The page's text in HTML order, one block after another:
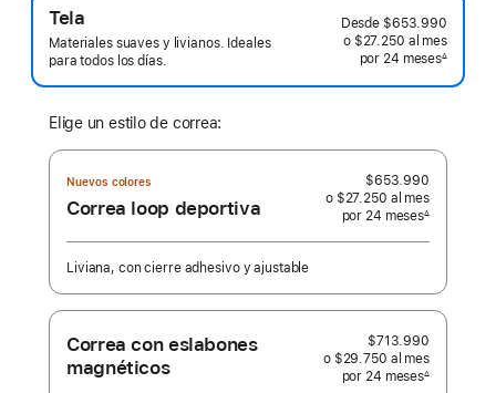
Tela
Materiales suaves y livianos. Ideales
para todos los días.
Desde $653.990
o $27.250 al mes
por 24 mesesmeses
Nota a pie de página
∆
Elige un estilo de correa:
Nuevos colores
Correa loop deportiva
$653.990
o $27.250 al mes
por 24 mesesmeses
Nota a pie de página
∆
Liviana, con cierre adhesivo y ajustable
Correa con eslabones
magnéticos
$713.990
o $29.750 al mes
por 24 mesesmeses
Nota a pie de página
∆